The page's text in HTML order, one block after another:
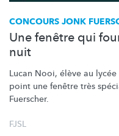
CONCOURS JONK
Une fenêtre qui
nuit
Lucan Nooi, élève au
point une fenêtre très
Fuerscher.
FJSL